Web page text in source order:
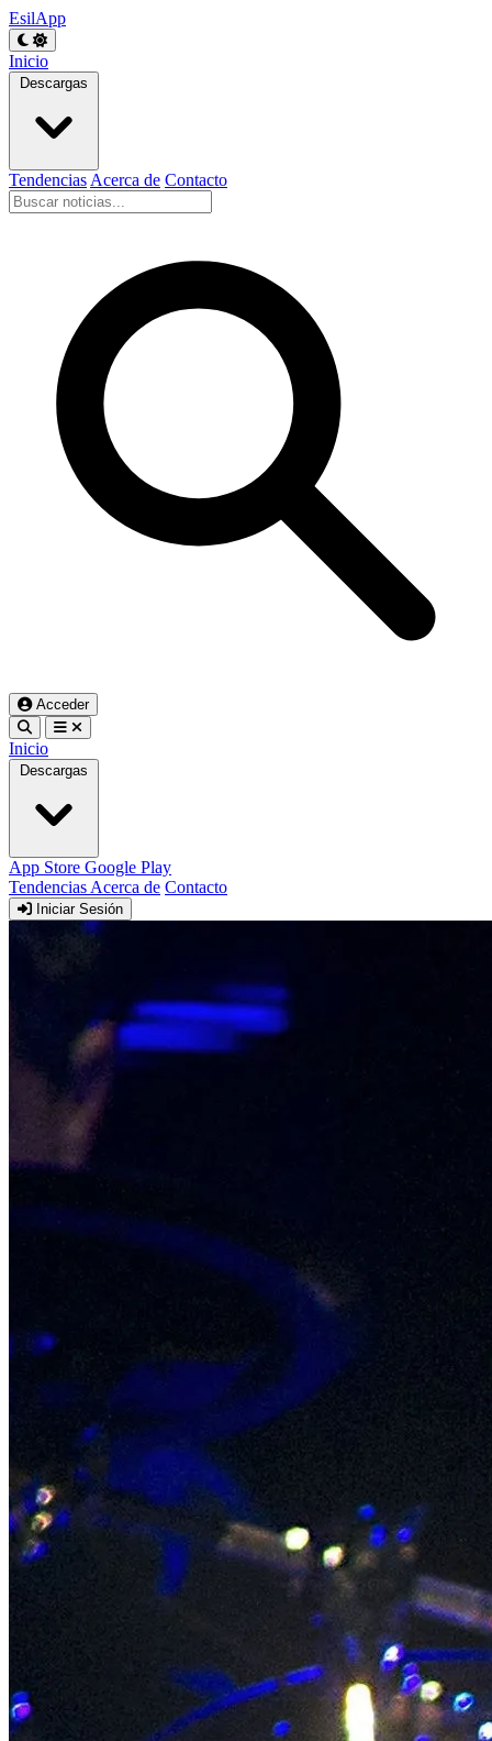
EsilApp
Inicio
Descargas
Tendencias Acerca de Contacto
Acceder
Inicio
Descargas
App Store Google Play
Tendencias Acerca de Contacto
Iniciar Sesión